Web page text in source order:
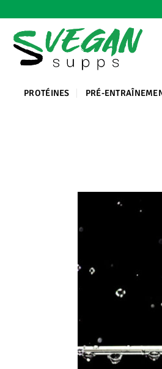
to
content
PROTÉINES PRÉ-